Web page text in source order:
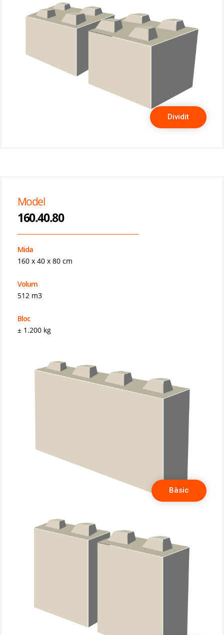
Dividit
Model
160.40.80
Mida
160 x 40 x 80 cm
Volum
512 m3
Bloc
± 1.200 kg
Bàsic